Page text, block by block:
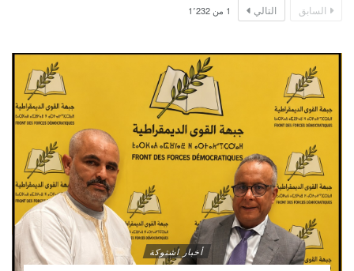
السابق التالي 1 من 1٬232
أخبار اشتوكة